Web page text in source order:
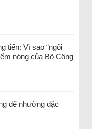
tiến: Vì sao “ngôi
nóng của Bộ Công
để nhường đặc